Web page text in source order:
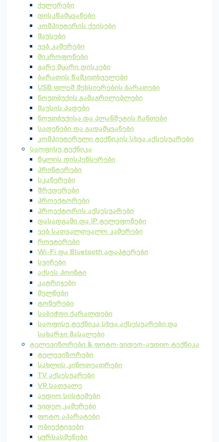
ქულერები
დისკწამყვანები
კომპიუტერის ქეისები
მაუსები
ვებ კამერები
მიკროფონები
გარე მყარი დისკები
ბარათის წამკითხველები
USB ფლეშ მეხსიერების ბარათები
ნოუთბუქის გამაგრილებლები
მაუსის პადები
ნოუთბუქისა და პლანშეტის ჩანთები
სადენები და გადამყვანები
კომპიუტერული ტექნიკის სხვა აქსესუარები
საოფისე ტექნიკა
წყლის დისპენსერები
პრინტერები
სკანერები
შრედერები
პროექტორები
პროექტორის აქსესუარები
დასადგამი და IP ტელეფონები
ვებ სათვალთვალო კამერები
როუტერები
Wi-Fi და Bluetooth ადაპტერები
სვიჩები
აქსეს პოინტი
კატრიჯები
მელნები
ტონერები
საბეჭდი ქარალდები
საოფისე ტექნიკა სხვა აქსესუარები და
სახარჯი მასალები
ტელევიზორები & ფოტო-ვიდეო-აუდიო ტექნიკა
ტელევიზორები
სახლის კინოთეათრები
TV აქსესუარები
VR სათვალე
აუდიო სისტემები
ვიდეო კამერები
ფოტო აპარატები
ობიექტივები
ყურსასმენები